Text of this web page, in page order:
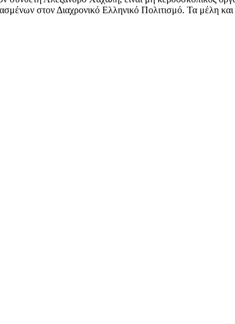
στον Διαχρονικό Ελληνικό Πολιτισμό. Τα μέλη